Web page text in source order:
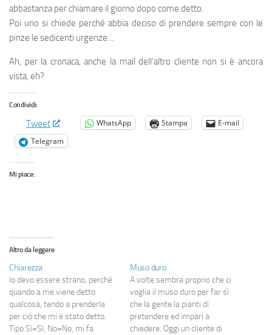
abbastanza per chiamare il giorno dopo come detto.
Poi uno si chiede perché abbia deciso di prendere sempre con le
pinze le sedicenti urgenze…
Ah, per la cronaca, anche la mail dell’altro cliente non si è ancora
vista, eh?
Condividi:
Tweet WhatsApp Stampa
E-mail
Telegram
Mi piace:
Altro da leggere
Chiarezza
Io devo essere strano, perché
quando a me viene detto
qualcosa, tendo a prenderla
per ciò che mi è stato detto.
Tipo Sì=Sì, No=No, mi fa
Muso duro
A volte sembra proprio che ci
voglia il muso duro per far sì
che la gente la pianti di
pretendere ed impari a
chiedere. Oggi un cliente di